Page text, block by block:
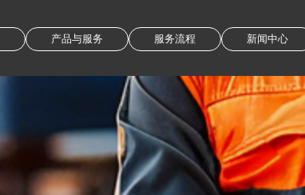
产品与服务 服务流程 新闻中心